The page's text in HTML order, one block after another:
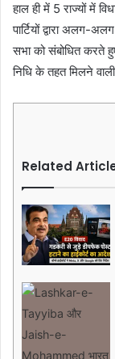
हाल ही में 5 राज्यों में
पार्टियों द्वारा अलग-
सभा को संबोधित करते
निधि के तहत मिलने वाली
Related